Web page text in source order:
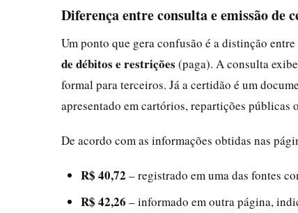
Diferença entre consulta e emissão de
Um ponto que gera confusão é a distinção entre
de débitos e restrições (paga). A consulta
formal para terceiros. Já a certidão é um
apresentado em cartórios, repartições
De acordo com as informações obtidas nas
R$ 40,72 – registrado em uma das fontes
R$ 42,26 – informado em outra página,